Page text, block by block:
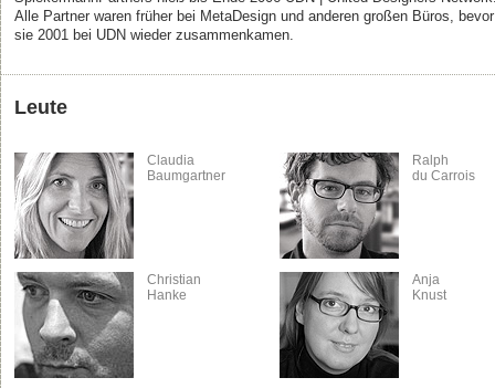
Alle Partner waren früher bei MetaDesign und anderen großen Büros, bevor
sie 2001 bei UDN wieder zusammenkamen.
Leute
Claudia
Baumgartner
Ralph
du Carrois
Christian
Hanke
Anja
Knust